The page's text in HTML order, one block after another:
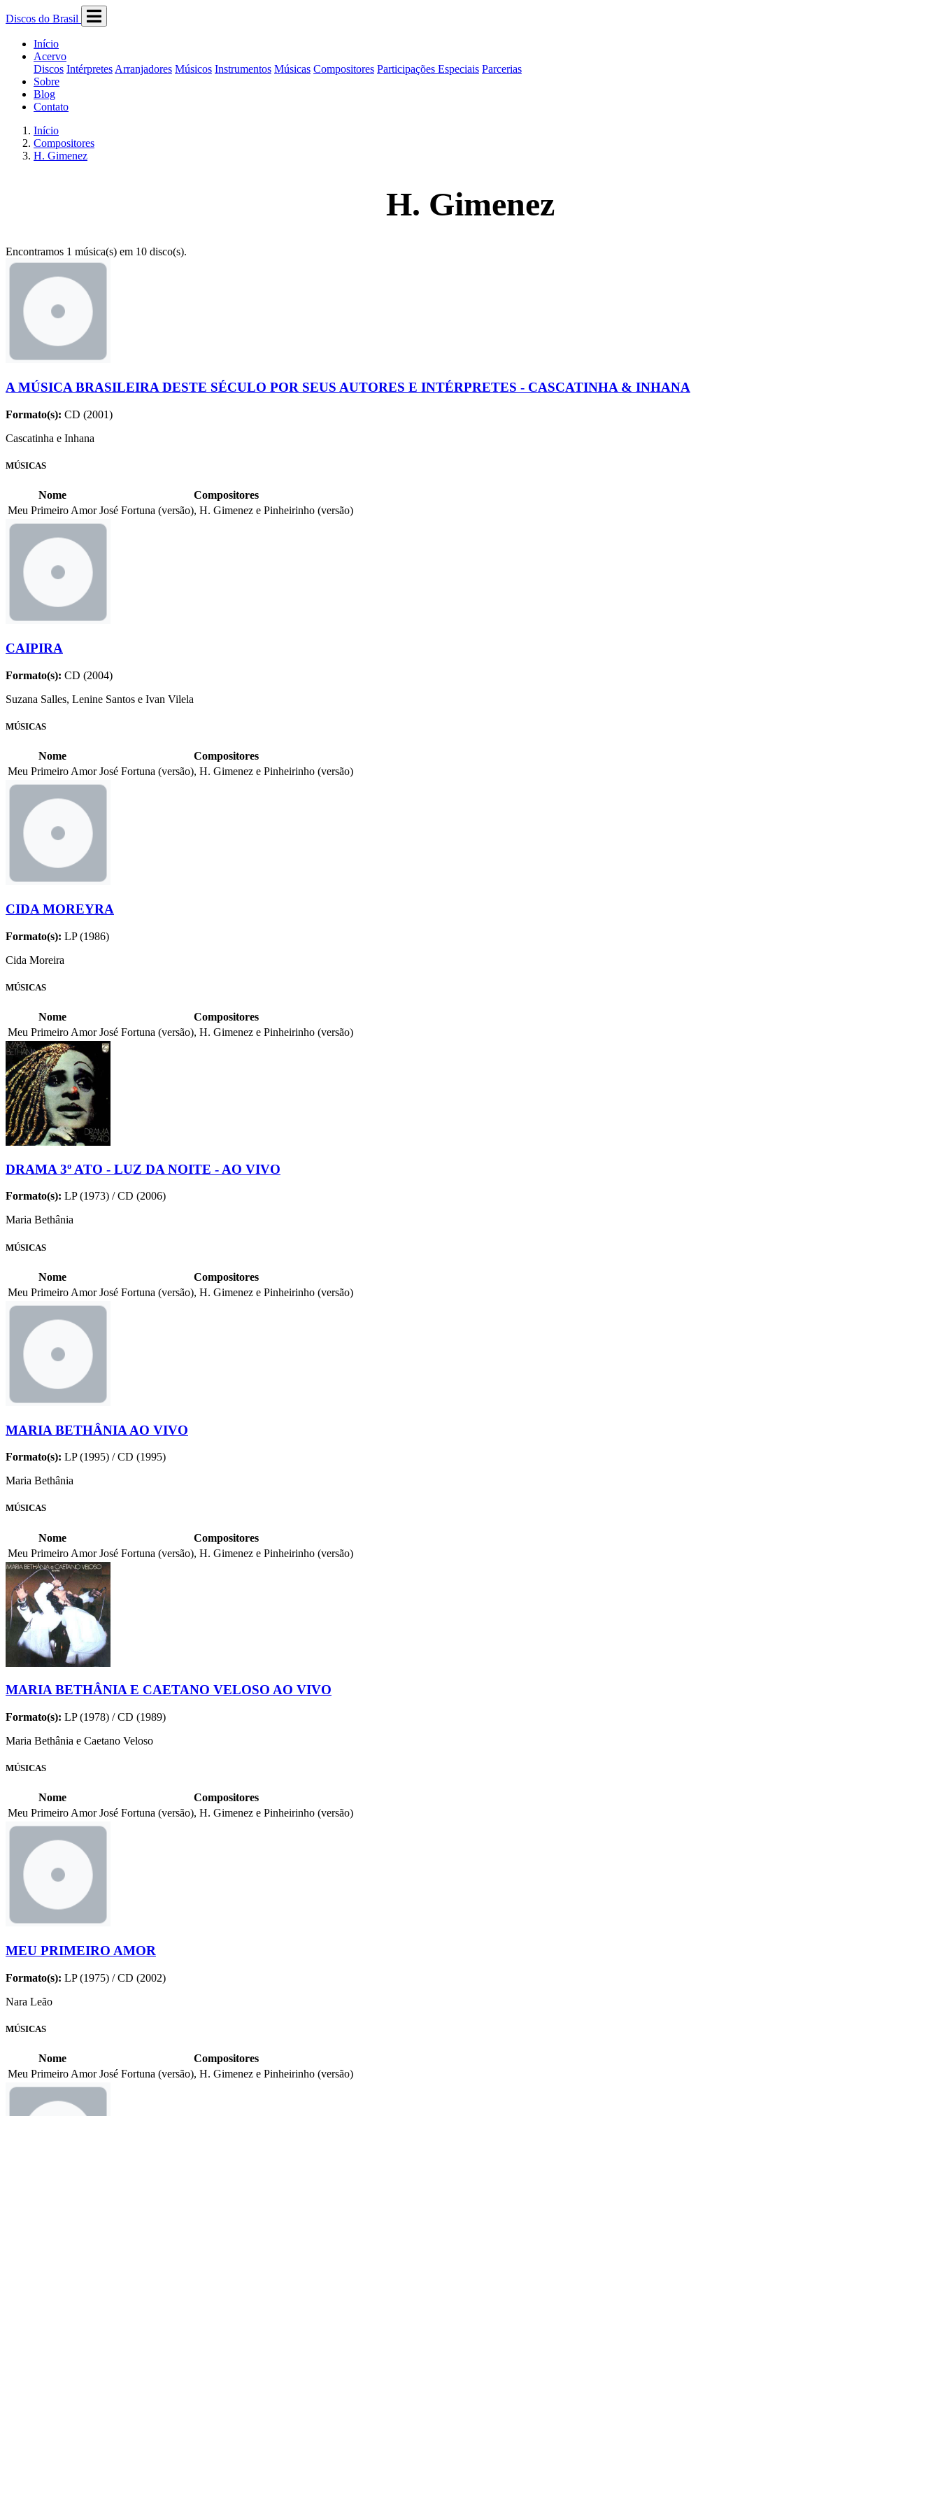
Discos do Brasil
Início
Acervo
Discos Intérpretes Arranjadores Músicos Instrumentos Músicas Compositores Participações Especiais Parcerias
Sobre
Blog
Contato
Início
Compositores
H. Gimenez
H. Gimenez
Encontramos 1 música(s) em 10 disco(s).
A MÚSICA BRASILEIRA DESTE SÉCULO POR SEUS AUTORES E INTÉRPRETES - CASCATINHA & INHANA
Formato(s): CD (2001)
Cascatinha e Inhana
MÚSICAS
Nome
Compositores
Meu Primeiro Amor José Fortuna (versão), H. Gimenez e Pinheirinho (versão)
CAIPIRA
Formato(s): CD (2004)
Suzana Salles, Lenine Santos e Ivan Vilela
MÚSICAS
Nome
Compositores
Meu Primeiro Amor José Fortuna (versão), H. Gimenez e Pinheirinho (versão)
CIDA MOREYRA
Formato(s): LP (1986)
Cida Moreira
MÚSICAS
Nome
Compositores
Meu Primeiro Amor José Fortuna (versão), H. Gimenez e Pinheirinho (versão)
DRAMA 3º ATO - LUZ DA NOITE - AO VIVO
Formato(s): LP (1973) / CD (2006)
Maria Bethânia
MÚSICAS
Nome
Compositores
Meu Primeiro Amor José Fortuna (versão), H. Gimenez e Pinheirinho (versão)
MARIA BETHÂNIA AO VIVO
Formato(s): LP (1995) / CD (1995)
Maria Bethânia
MÚSICAS
Nome
Compositores
Meu Primeiro Amor José Fortuna (versão), H. Gimenez e Pinheirinho (versão)
MARIA BETHÂNIA E CAETANO VELOSO AO VIVO
Formato(s): LP (1978) / CD (1989)
Maria Bethânia e Caetano Veloso
MÚSICAS
Nome
Compositores
Meu Primeiro Amor José Fortuna (versão), H. Gimenez e Pinheirinho (versão)
MEU PRIMEIRO AMOR
Formato(s): LP (1975) / CD (2002)
Nara Leão
MÚSICAS
Nome
Compositores
Meu Primeiro Amor José Fortuna (versão), H. Gimenez e Pinheirinho (versão)